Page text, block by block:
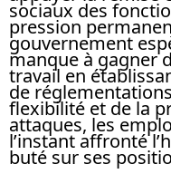
sociaux des
pression
gouvernement
manque à gagner
travail en
de
flexibilité et de la
attaques, les
l’instant affronté
buté sur ses